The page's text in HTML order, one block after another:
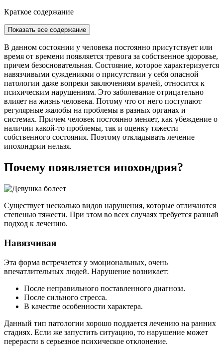
Краткое содержание
Показать все содержание
В данном состоянии у человека постоянно присутствует или
время от времени появляется тревога за собственное здоровье,
причем безосновательная. Состояние, которое характеризуется
навязчивыми суждениями о присутствии у себя опасной
патологии даже вопреки заключениям врачей, относится к
психическим нарушениям. Это заболевание отрицательно
влияет на жизнь человека. Потому что от него поступают
регулярные жалобы на проблемы в разных органах и
системах. Причем человек постоянно меняет, как убеждение о
наличии какой-то проблемы, так и оценку тяжести
собственного состояния. Поэтому откладывать лечение
ипохондрии нельзя.
Почему появляется ипохондрия?
Существует несколько видов нарушения, которые отличаются
степенью тяжести. При этом во всех случаях требуется разный
подход к лечению.
Навязчивая
Эта форма встречается у эмоциональных, очень
впечатлительных людей. Нарушение возникает:
После неправильного поставленного диагноза.
После сильного стресса.
В качестве особенности характера.
Данный тип патологии хорошо поддается лечению на ранних
стадиях. Если же запустить ситуацию, то нарушение может
перерасти в серьезное психическое отклонение.